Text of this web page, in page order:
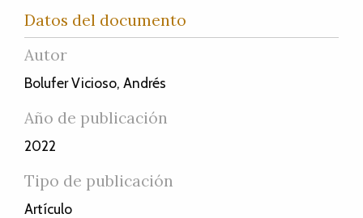
Datos del documento
Autor
Bolufer Vicioso, Andrés
Año de publicación
2022
Tipo de publicación
Artículo